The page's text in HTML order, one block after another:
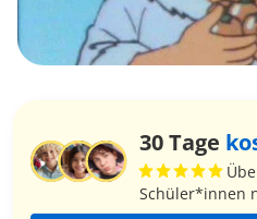
30 Tage
Schüler*innen